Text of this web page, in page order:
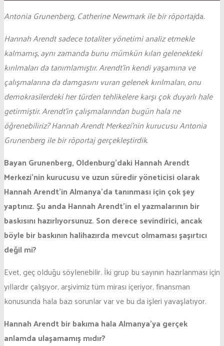
Antonia Grunenberg, Catherine Newmark ile bir röportajda.
Hannah Arendt sadece totaliter yönetimi analiz etmekle
kalmamış, aynı zamanda bunu mümkün kılan gelenekteki
kırılmaları da tanımlamıştır. Arendt’in kendi yaşamına ve
çalışmalarına da damgasını vuran gelenek kırılmaları, onu
demokrasilerdeki her türden tehlikelere karşı çok duyarlı hale
getirmiştir. Arendt’in çalışmalarından bugün hala ne
öğrenebiliriz? Hannah Arendt Merkezi’nin kurucusu Antonia
Grunenberg ile bir röportaj gerçekleştirdik.
Bayan Grunenberg, Oldenburg’daki Hannah Arendt
Merkezi’nin kurucusu ve uzun süredir yöneticisi olarak
Hannah Arendt’in Almanya’da tanınması için çok şey
yaptınız. Şu anda Hannah Arendt’in el yazmalarının bir
baskısını hazırlıyorsunuz. Son derece sevindirici, ancak
böyle bir baskının halihazırda mevcut olmaması şaşırtıcı
değil mi?
Evet, geç olduğu söylenebilir. İki grup bu sayının hazırlanması için
yıllardır çalışıyor, arşivimiz tüm mirası içeriyor, finansman
konusunda hala bazı sorunlar var ve bu da işleri yavaşlatıyor.
Hannah Arendt bir bakıma hala Almanya’ya gerçek
anlamda ulaşamamış mıdır?